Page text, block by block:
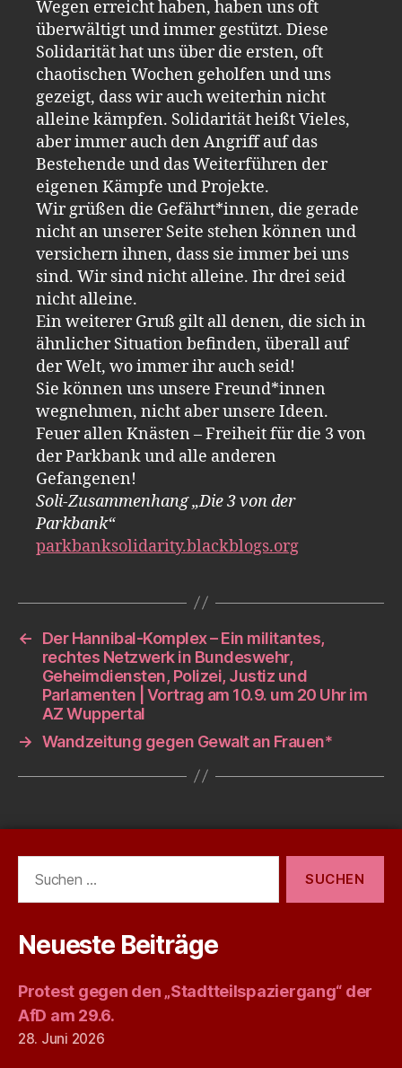
Wegen erreicht haben, haben uns oft
überwältigt und immer gestützt. Diese
Solidarität hat uns über die ersten, oft
chaotischen Wochen geholfen und uns
gezeigt, dass wir auch weiterhin nicht
alleine kämpfen. Solidarität heißt Vieles,
aber immer auch den Angriff auf das
Bestehende und das Weiterführen der
eigenen Kämpfe und Projekte.
Wir grüßen die Gefährt*innen, die gerade
nicht an unserer Seite stehen können und
versichern ihnen, dass sie immer bei uns
sind. Wir sind nicht alleine. Ihr drei seid
nicht alleine.
Ein weiterer Gruß gilt all denen, die sich in
ähnlicher Situation befinden, überall auf
der Welt, wo immer ihr auch seid!
Sie können uns unsere Freund*innen
wegnehmen, nicht aber unsere Ideen.
Feuer allen Knästen – Freiheit für die 3 von
der Parkbank und alle anderen
Gefangenen!
Soli-Zusammenhang „Die 3 von der
Parkbank“
parkbanksolidarity.blackblogs.org
←
Der Hannibal-Komplex – Ein militantes,
rechtes Netzwerk in Bundeswehr,
Geheimdiensten, Polizei, Justiz und
Parlamenten | Vortrag am 10.9. um 20 Uhr im
AZ Wuppertal
→ Wandzeitung gegen Gewalt an Frauen*
nach:
Neueste Beiträge
Protest gegen den „Stadtteilspaziergang“ der
AfD am 29.6.
28. Juni 2026